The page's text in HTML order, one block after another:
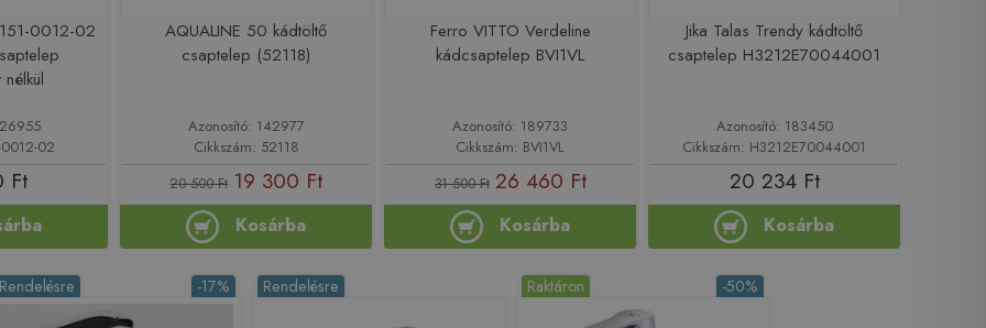
0012-02
02
Ft
AQUALINE 50 kádtöltő
csaptelep (52118)
Azonosító: 142977
Cikkszám: 52118
20 500 Ft 19 300 Ft
Kosárba
Ferro VITTO Verdeline
kádcsaptelep BVI1VL
Azonosító: 189733
Cikkszám: BVI1VL
31 500 Ft 26 460 Ft
Kosárba
Jika Talas Trendy kádtöltő
csaptelep H3212E70044001
Azonosító: 183450
Cikkszám: H3212E70044001
20 234 Ft
Kosárba
-17%
Rendelésre Rendelésre -50%
Raktáron